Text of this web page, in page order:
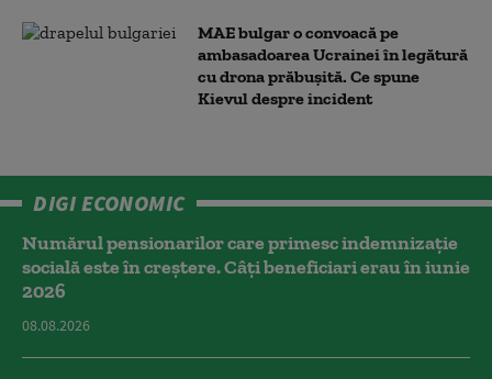
MAE bulgar o convoacă pe
ambasadoarea Ucrainei în legătură
cu drona prăbuşită. Ce spune
Kievul despre incident
DIGI ECONOMIC
Numărul pensionarilor care primesc indemnizaţie
socială este în creștere. Câți beneficiari erau în iunie
2026
08.08.2026